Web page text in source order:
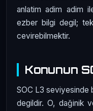
anlatim adim adim
ezber bilgi degil;
cevirebilmektir.
Konunun
SOC L3 seviyesinde
degildir. O, dağinik